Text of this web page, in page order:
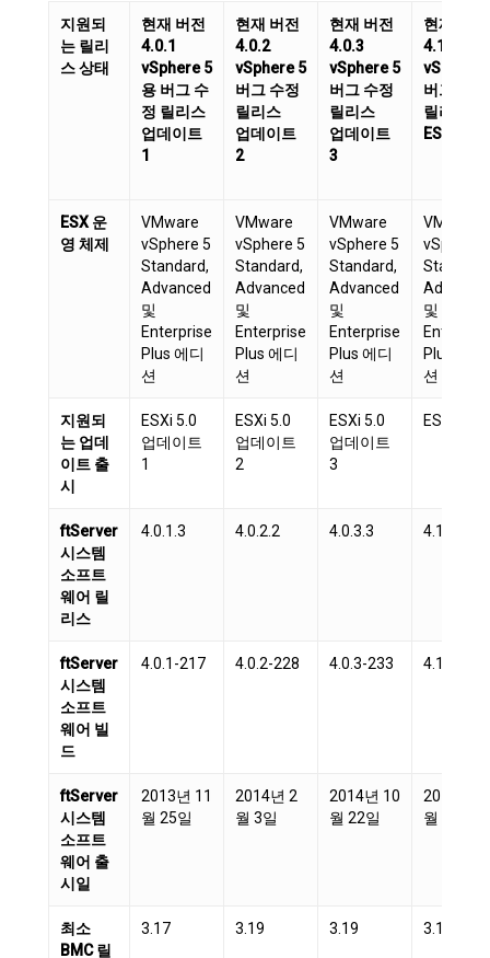
지원되
는 릴리
스 상태
현재 버전
4.0.1
vSphere 5
용 버그 수
정 릴리스
업데이트
1
현재 버전
4.0.2
vSphere 5
버그 수정
릴리스
업데이트
2
현재 버전
4.0.3
vSphere 5
버그 수정
릴리스
업데이트
3
현재 버전
4.1.0
vSphere
버그 수정
릴리스
ESXi 5.1
ESX 운
영 체제
VMware
vSphere 5
Standard,
Advanced
및
Enterprise
Plus 에디
션
VMware
vSphere 5
Standard,
Advanced
및
Enterprise
Plus 에디
션
VMware
vSphere 5
Standard,
Advanced
및
Enterprise
Plus 에디
션
VMware
vSphere
및
Plus 에디
션
지원되
는 업데
이트 출
시
ESXi 5.0
업데이트
1
ESXi 5.0
업데이트
2
ESXi 5.0
업데이트
3
ESXi 5.1
ftServer
시스템
소프트
웨어 릴
리스
4.0.1.3 4.0.2.2 4.0.3.3 4.1.0.2
ftServer
시스템
소프트
웨어 빌
드
4.0.1-217 4.0.2-228 4.0.3-233 4.1.0-83
ftServer
시스템
소프트
웨어 출
시일
2013년 11
월 25일
2014년 2
월 3일
2014년 10
월 22일
2013년
월 15일
최소
BMC 릴
3.17 3.19 3.19 3.19